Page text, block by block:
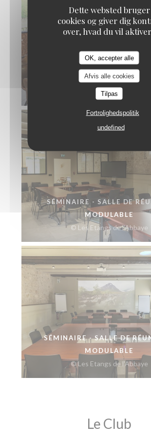
Dette websted bruger
cookies og giver dig
over, hvad du vil
OK, accepter alle
Afvis alle cookies
Tilpas
Fortrolighedspolitik
undefined
SÉMINAIRE - SALLE DE
PRIVATIVE
© Les Etangs de l'Abbaye
SÉMINAIRE - SALLE DE
MODULABLE
© Les Etangs de l'Abbaye
SÉMINAIRE - SALLE DE
MODULABLE
© Les Etangs de l'Abbaye
Le Club
Les Étangs de